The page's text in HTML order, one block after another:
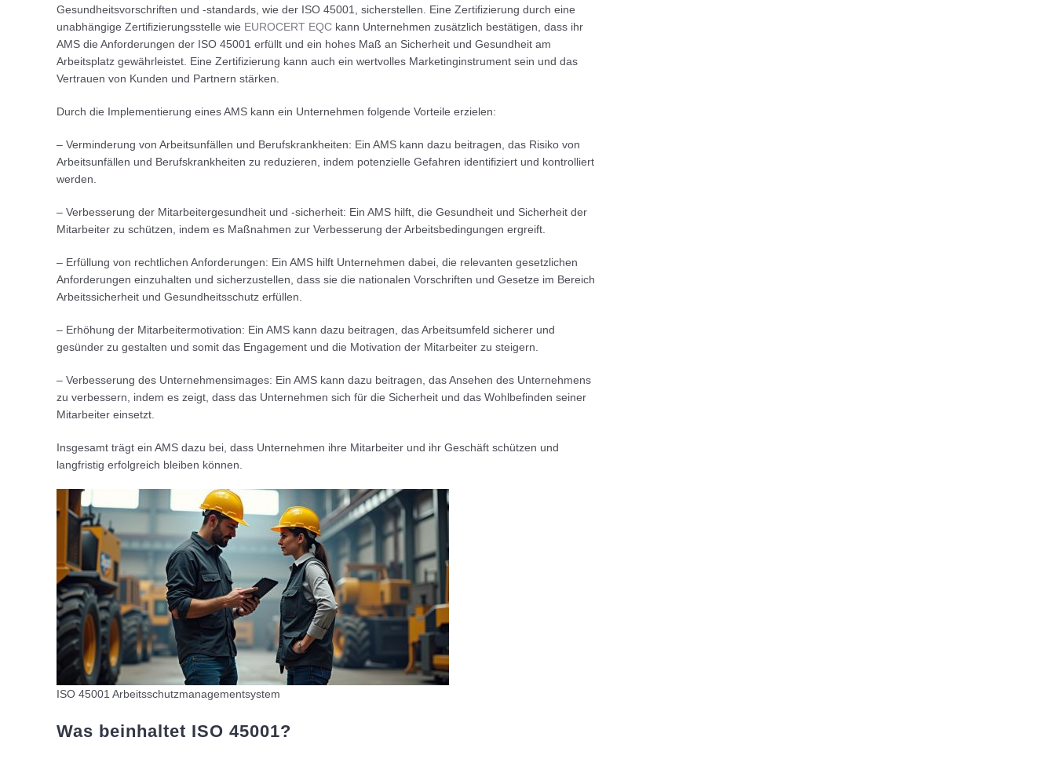
Gesundheitsvorschriften und -standards, wie der ISO 45001, sicherstellen. Eine Zertifizierung durch eine
unabhängige Zertifizierungsstelle wie EUROCERT EQC kann Unternehmen zusätzlich bestätigen, dass ihr
AMS die Anforderungen der ISO 45001 erfüllt und ein hohes Maß an Sicherheit und Gesundheit am
Arbeitsplatz gewährleistet. Eine Zertifizierung kann auch ein wertvolles Marketinginstrument sein und das
Vertrauen von Kunden und Partnern stärken.
Durch die Implementierung eines AMS kann ein Unternehmen folgende Vorteile erzielen:
– Verminderung von Arbeitsunfällen und Berufskrankheiten: Ein AMS kann dazu beitragen, das Risiko von
Arbeitsunfällen und Berufskrankheiten zu reduzieren, indem potenzielle Gefahren identifiziert und kontrolliert
werden.
– Verbesserung der Mitarbeitergesundheit und -sicherheit: Ein AMS hilft, die Gesundheit und Sicherheit der
Mitarbeiter zu schützen, indem es Maßnahmen zur Verbesserung der Arbeitsbedingungen ergreift.
– Erfüllung von rechtlichen Anforderungen: Ein AMS hilft Unternehmen dabei, die relevanten gesetzlichen
Anforderungen einzuhalten und sicherzustellen, dass sie die nationalen Vorschriften und Gesetze im Bereich
Arbeitssicherheit und Gesundheitsschutz erfüllen.
– Erhöhung der Mitarbeitermotivation: Ein AMS kann dazu beitragen, das Arbeitsumfeld sicherer und
gesünder zu gestalten und somit das Engagement und die Motivation der Mitarbeiter zu steigern.
– Verbesserung des Unternehmensimages: Ein AMS kann dazu beitragen, das Ansehen des Unternehmens
zu verbessern, indem es zeigt, dass das Unternehmen sich für die Sicherheit und das Wohlbefinden seiner
Mitarbeiter einsetzt.
Insgesamt trägt ein AMS dazu bei, dass Unternehmen ihre Mitarbeiter und ihr Geschäft schützen und
langfristig erfolgreich bleiben können.
ISO 45001 Arbeitsschutzmanagementsystem
Was beinhaltet ISO 45001?